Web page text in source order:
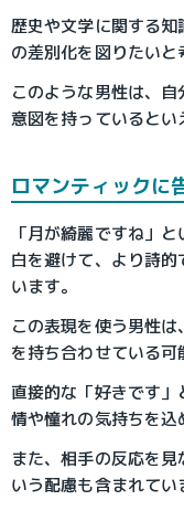
歴史や文学に関する
の差別化を図りたいと
このような男性は、
意図を持っているとい
ロマンティックに
「月が綺麗ですね」
白を避けて、より詩
います。
この表現を使う男性
を持ち合わせている可
直接的な「好きです
情や憧れの気持ちを込
また、相手の反応を
いう配慮も含まれてい